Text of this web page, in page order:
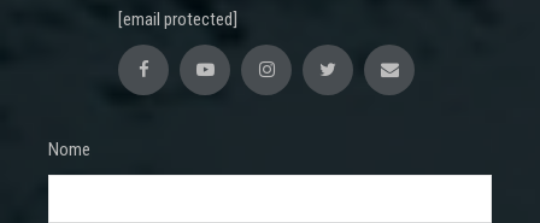
[email protected]
Nome